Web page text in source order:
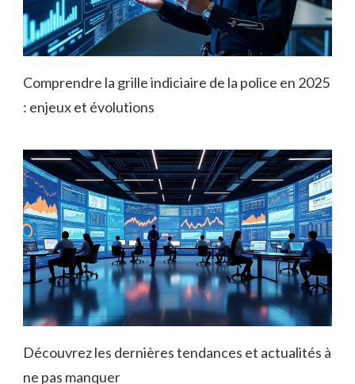
Comprendre la grille indiciaire de la police en 2025
: enjeux et évolutions
Découvrez les dernières tendances et actualités à
ne pas manquer